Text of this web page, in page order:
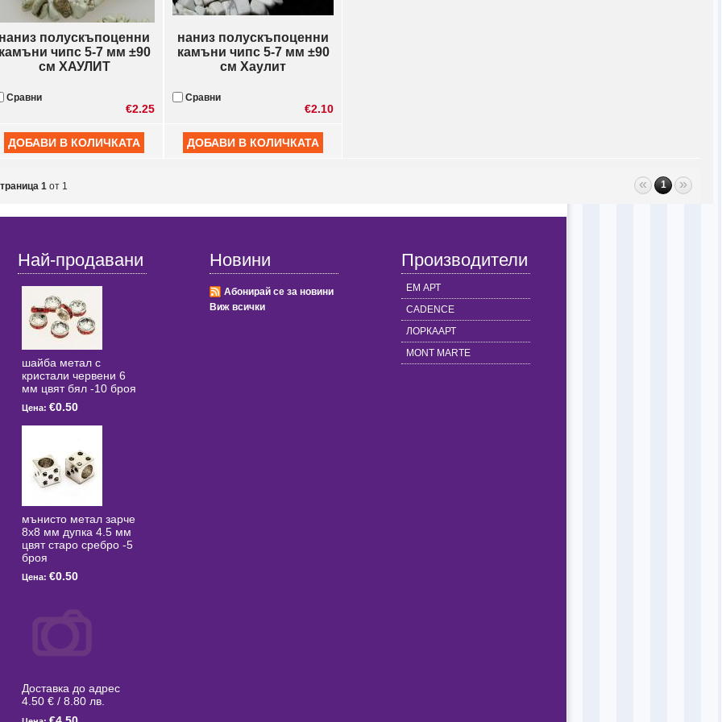
наниз полускъпоценни
камъни чипс 5-7 мм ±90
см ХАУЛИТ
наниз полускъпоценни
камъни чипс 5-7 мм ±90
см Хаулит
Сравни
€2.25
Сравни
€2.10
« 1 »
1 от 1
Най-продавани
шайба метал с
кристали червени 6
мм цвят бял -10 броя
Цена: €0.50
мънисто метал зарче
8x8 мм дупка 4.5 мм
цвят старо сребро -5
броя
Цена: €0.50
Доставка до адрес
4.50 € / 8.80 лв.
Новини
Абонирай се за новини
Виж всички
Производители
ЕМ АРТ
CADENCE
ЛОРКААРТ
MONT MARTE